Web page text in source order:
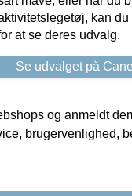
kan
at se deres udvalg.
Se udvalget på
og anmeldt
brugervenlighed,